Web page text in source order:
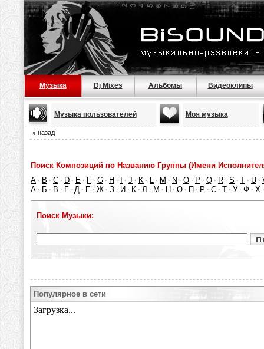
Музыка Dj Mixes Альбомы Видеоклипы
Музыка пользователей Моя музыка
назад
Поиск Композиций по Названию Группы (Имени
A · B · C · D · E · F · G · H · · J · K · L · M · N · O · P · Q · R · S · T · U ·
А · Б · В · Г · Д · Е · Ж · З · И · К · Л · М · Н · О · П · Р · С · Т · У · Ф · Х
Поиск Музыки:
Популярное в сети